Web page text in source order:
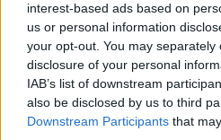
interest-based ads based on
us or personal information
your opt-out. You may
disclosure of your personal
IAB’s list of downstream
also be disclosed by us to third
Downstream Participants that
AD